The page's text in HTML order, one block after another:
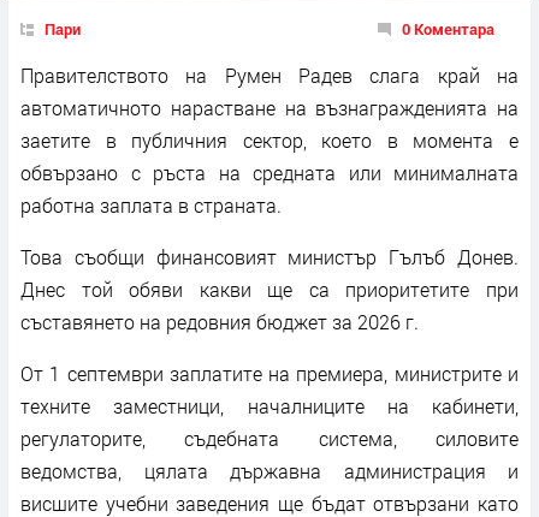
Пари 0 Коментара
Правителството на Румен Радев слага край на
автоматичното нарастване на възнагражденията на
заетите в публичния сектор, което в момента е
обвързано с ръста на средната или минималната
работна заплата в страната.
Това съобщи финансовият министър Гълъб Донев.
Днес той обяви какви ще са приоритетите при
съставянето на редовния бюджет за 2026 г.
От 1 септември заплатите на премиера, министрите и
техните заместници, началниците на кабинети,
регулаторите, съдебната система, силовите
ведомства, цялата държавна администрация и
висшите учебни заведения ще бъдат отвързани като